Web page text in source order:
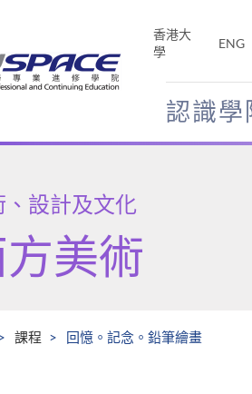
香港大
學
ENG
認識學
、設計及文化
美術
課程 回憶。記念。鉛筆繪畫